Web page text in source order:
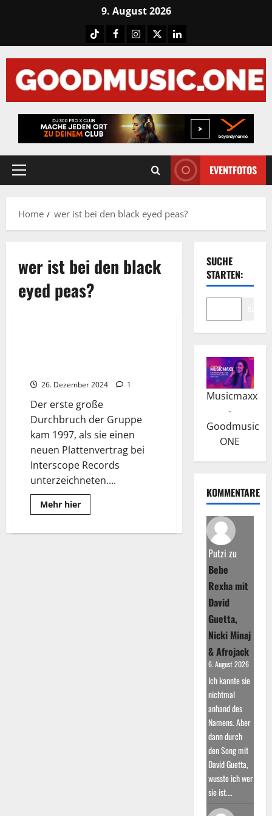
9. August 2026
TiktokFacebook
Instagram
X LinkedIN
Primary
EVENTFOTOS
Home wer ist bei den black eyed peas?
wer ist bei den black
eyed peas?
26. Dezember 2024 1
Der erste große
Durchbruch der Gruppe
kam 1997, als sie einen
neuen Plattenvertrag bei
Interscope Records
unterzeichneten....
Mehr hierRead
more
Black
SUCHE
STARTEN:
Musicmaxx
-
Goodmusic
ONE
KOMMENTARE
Putzi zu
Bebe
Rexha mit
David
Guetta,
Nicki Minaj
& Afrojack
6. August 2026
Ich kannte sie
nichtmal
anhand des
Namens. Aber
dann durch
den Song mit
David Guetta,
wusste ich wer
sie ist.…